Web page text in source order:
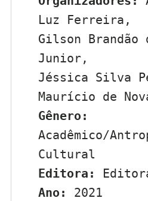
Luz Ferreira,
Gilson
Junior,
Jéssica Silva
Maurício de
Gênero:
Acadêmico/
Cultural
Editora:
Ano:
2021